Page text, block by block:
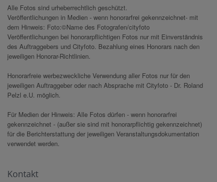
Alle Fotos sind urheberrechtlich geschützt.
Veröffentlichungen in Medien - wenn honorarfrei gekennzeichnet- mit
dem Hinweis: Foto:©Name des Fotografen/cityfoto
Veröffentlichungen bei honorarpflichtigen Fotos nur mit Einverständnis
des Auftraggebers und Cityfoto. Bezahlung eines Honorars nach den
jeweiligen Honorar-Richtlinien.
Honorarfreie werbezweckliche Verwendung aller Fotos nur für den
jeweiligen Auftraggeber oder nach Absprache mit Cityfoto - Dr. Roland
Pelzl e.U. möglich.
Für Medien der Hinweis: Alle Fotos dürfen - wenn honorarfrei
gekennzeichnet - (außer sie sind mit honorarpflichtig gekennzeichnet)
für die Berichterstattung der jeweiligen Veranstaltungsdokumentation
verwendet werden.
Kontakt